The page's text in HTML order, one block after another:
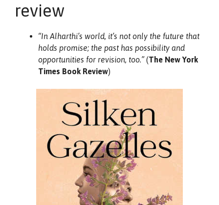
review
“In Alharthi’s world, it’s not only the future that
holds promise; the past has possibility and
opportunities for revision, too.”(The New York
Times Book Review)